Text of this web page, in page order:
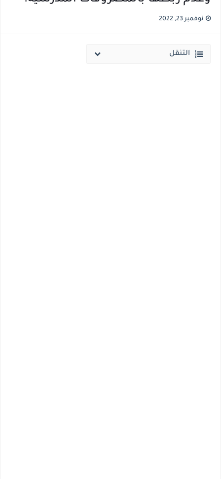
نوفمبر 23, 2022
التنقل